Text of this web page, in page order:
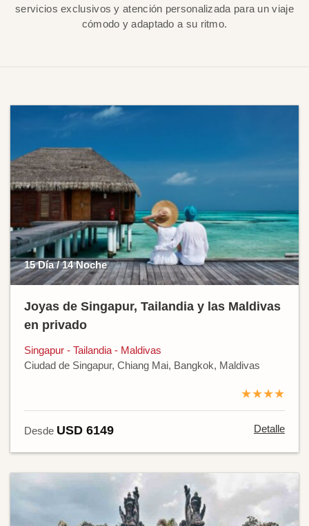
servicios exclusivos y atención personalizada para un viaje
cómodo y adaptado a su ritmo.
15 Día / 14 Noche
Joyas de Singapur, Tailandia y las Maldivas
en privado
Singapur - Tailandia - Maldivas
Ciudad de Singapur, Chiang Mai, Bangkok, Maldivas
★★★★
Desde USD 6149 Detalle